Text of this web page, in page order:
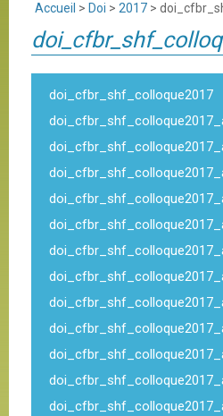
Accueil > Doi > 2017 >
doi_cfbr_shf_colloque2017